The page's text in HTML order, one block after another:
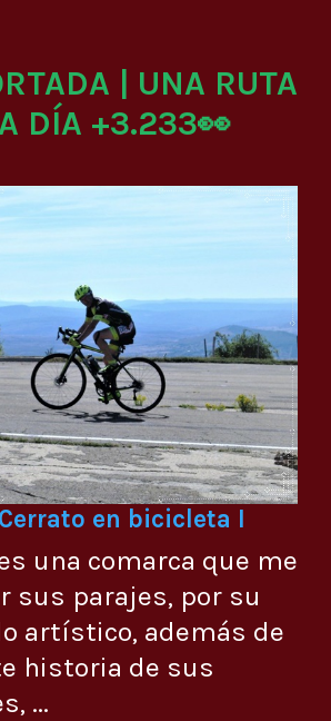
| UNA RUTA
DÍA +3.233👀
en bicicleta I
una comarca que me
sus parajes, por su
artístico, además de
historia de sus
...